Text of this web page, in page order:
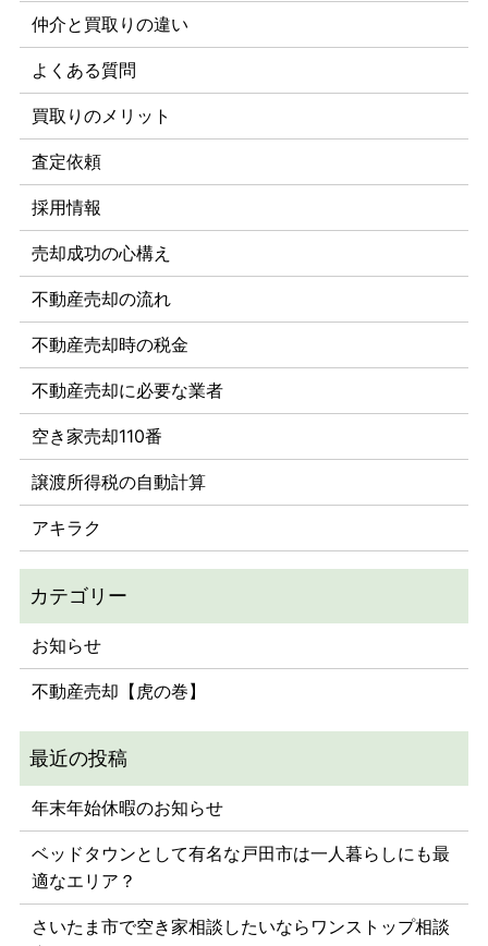
仲介と買取りの違い
よくある質問
買取りのメリット
査定依頼
採用情報
売却成功の心構え
不動産売却の流れ
不動産売却時の税金
不動産売却に必要な業者
空き家売却110番
譲渡所得税の自動計算
アキラク
お知らせ
不動産売却【虎の巻】
年末年始休暇のお知らせ
ベッドタウンとして有名な戸田市は一人暮らしにも最
適なエリア？
さいたま市で空き家相談したいならワンストップ相談